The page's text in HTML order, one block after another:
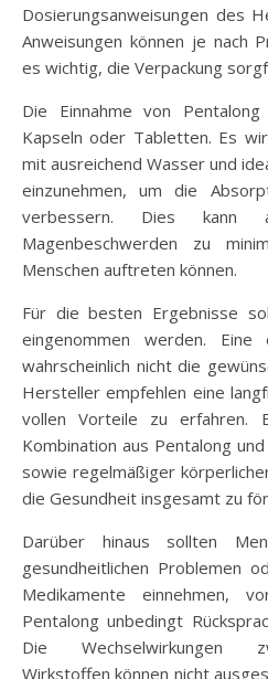
Dosierungsanweisungen des
Anweisungen können je nach
es wichtig, die Verpackung
Die Einnahme von
Kapseln oder Tabletten. Es
mit ausreichend Wasser und
einzunehmen, um die
verbessern. Dies kann
Magenbeschwerden zu
Menschen auftreten können.
Für die besten Ergebnisse
eingenommen werden. Eine
wahrscheinlich nicht die
Hersteller empfehlen eine
vollen Vorteile zu erfahren.
Kombination aus Pentalong
sowie regelmäßiger
die Gesundheit insgesamt zu
Darüber hinaus sollten
gesundheitlichen Problemen
Medikamente einnehmen,
Pentalong unbedingt
Die Wechselwirkungen
Wirkstoffen können nicht